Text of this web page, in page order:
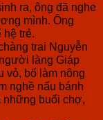
ra, ông đã nghe
mình. Ông
hệ trẻ.
trai Nguyễn
làng Giáp
vỏ, bố làm nông
nghề nấu bánh
những buổi chợ,